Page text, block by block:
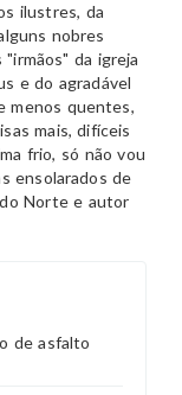
ilustres, da
nobres
da igreja
e do agradável
menos quentes,
mais, difíceis
frio, só não vou
ensolarados de
Norte e autor
de asfalto